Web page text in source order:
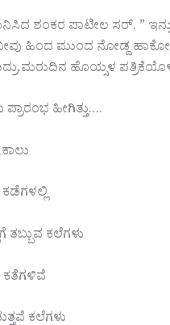
ಶಂಕರ ಪಾಟೀಲ ಸರ್, ”
ಹಿಂದ ಮುಂದ ನೋಡ್ದ
ಹೊಯ್ಸಳ
ಹೀಗಿತ್ತು….
ತಬ್ಬುವ ಕಲೆಗಳು
ಕತೆಗಳಿವೆ
ಕಲೆಗಳು